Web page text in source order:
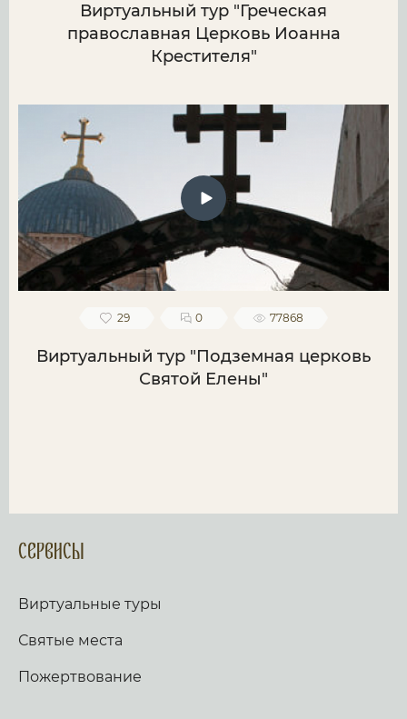
Виртуальный тур "Греческая
православная Церковь Иоанна
Крестителя"
29 0 77868
Виртуальный тур "Подземная церковь
Святой Елены"
Сервисы
Виртуальные туры
Святые места
Пожертвование